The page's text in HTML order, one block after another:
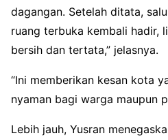
dagangan. Setelah ditata,
ruang terbuka kembali hadir,
bersih dan tertata,” jelasnya.
“Ini memberikan kesan kota
nyaman bagi warga maupun
Lebih jauh, Yusran